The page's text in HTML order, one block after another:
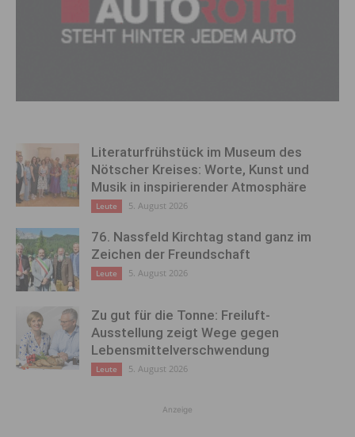
Literaturfrühstück im Museum des
Nötscher Kreises: Worte, Kunst und
Musik in inspirierender Atmosphäre
Leute 5. August 2026
76. Nassfeld Kirchtag stand ganz im
Zeichen der Freundschaft
Leute 5. August 2026
Zu gut für die Tonne: Freiluft-
Ausstellung zeigt Wege gegen
Lebensmittelverschwendung
Leute 5. August 2026
Anzeige